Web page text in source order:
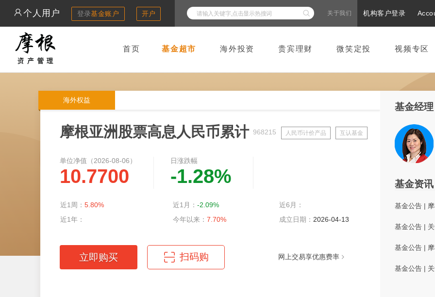
个人用户 登录基金账户 开户 关于我们 机构客户登录
首页 基金超市 海外投资 贵宾理财 微笑定投 视频专区
海外权益
摩根亚洲股票高息人民币累计 968215 人民币计价产品 互认基金
单位净值（2026-08-06）
10.7700
日涨跌幅
-1.28%
近1周： 5.80% 近1月： -2.09%
近6月：
近1年：
今年以来： 7.70% 成立日期： 2026-04-13
立即购买 扫码购 网上交易享优惠费率
基金经理
基金资讯
基金公告 |
基金公告 |
基金公告 |
基金公告 |